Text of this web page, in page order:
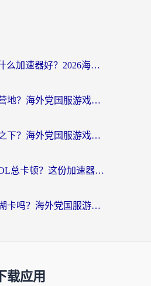
在欧洲打Dive用什么加速器好？2026海外玩家国服游戏加速全攻略
香港怎么玩和平营地？海外党国服游戏加速全攻略（附地铁逃生流放之路手游解决方案）
日本怎么玩鸿图之下？海外党国服游戏畅玩指南（附黎明觉醒RO爱国服解决方案）
海外玩古剑奇谭OL总卡顿？这份加速器选择指南帮你找回国服丝滑体验
在英国打一梦江湖卡吗？海外党国服游戏不卡顿的终极解决方案
下载应用